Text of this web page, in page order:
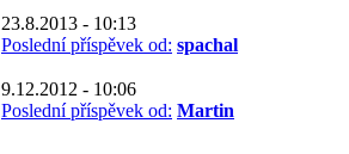
23.8.2013 - 10:13
Poslední příspěvek od: spachal
9.12.2012 - 10:06
Poslední příspěvek od: Martin